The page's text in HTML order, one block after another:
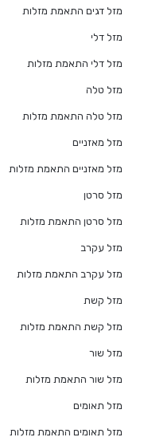
מזל דגים התאמת מזלות
מזל דלי
מזל דלי התאמת מזלות
מזל טלה
מזל טלה התאמת מזלות
מזל מאזניים
מזל מאזניים התאמת מזלות
מזל סרטן
מזל סרטן התאמת מזלות
מזל עקרב
מזל עקרב התאמת מזלות
מזל קשת
מזל קשת התאמת מזלות
מזל שור
מזל שור התאמת מזלות
מזל תאומים
מזל תאומים התאמת מזלות